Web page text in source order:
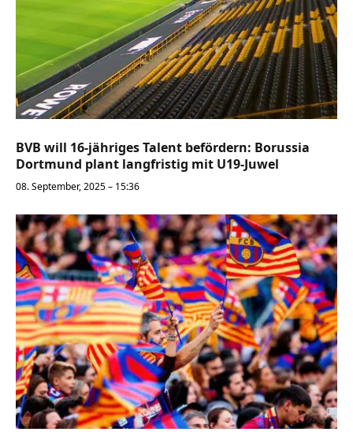
BVB will 16-jähriges Talent befördern: Borussia
Dortmund plant langfristig mit U19-Juwel
08. September, 2025 – 15:36